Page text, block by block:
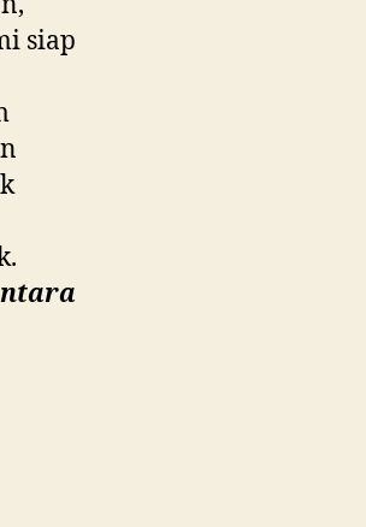
siap